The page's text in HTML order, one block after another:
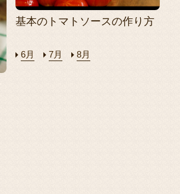
基本のトマトソースの作り方
6月 7月 8月